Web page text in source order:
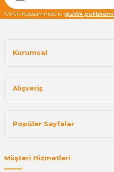
KVKK Kapsamında ki gizlilik
Kurumsal
Alışveriş
Popüler Sayfalar
Müşteri Hizmetleri